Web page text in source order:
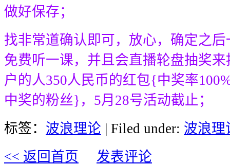
做好保存；
找非常道确认即可，放心，确定之
免费听一课，并且会直播轮盘抽奖
户的人350人民币的红包{中奖率
中奖的粉丝}，5月28号活动截止；
标签： 波浪理论 | Filed under: 波浪理
<< 返回首页
发表评论